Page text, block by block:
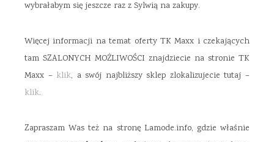
wybrałabym się jeszcze raz z Sylwią na zakupy.
Więcej informacji na temat oferty TK Maxx i czekających
tam SZALONYCH MOŻLIWOŚCI znajdziecie na stronie TK
Maxx – klik, a swój najbliższy sklep zlokalizujecie tutaj –
klik.
Zapraszam Was też na stronę Lamode.info, gdzie właśnie